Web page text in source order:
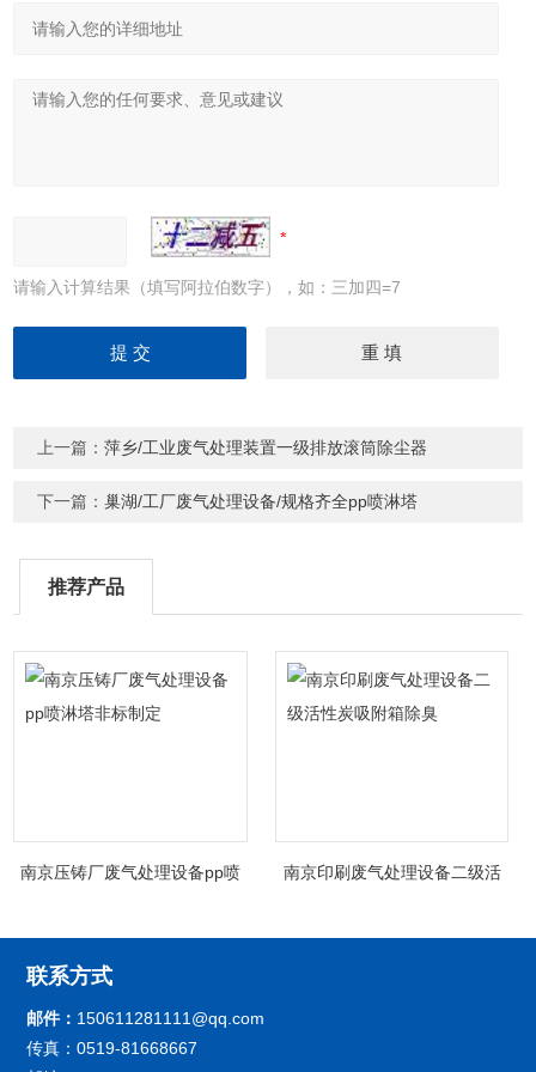
请输入计算结果（填写阿拉伯数字），如：三加四=7
上一篇：萍乡/工业废气处理装置一级排放滚筒除尘器
下一篇：巢湖/工厂废气处理设备/规格齐全pp喷淋塔
推荐产品
南京压铸厂废气处理设备pp喷
南京印刷废气处理设备二级活
联系方式
邮件： 150611281111@qq.com
传真：0519-81668667